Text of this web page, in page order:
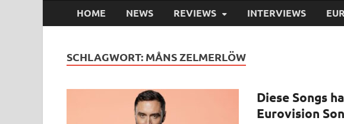
HOME NEWS REVIEWS INTERVIEWS
SCHLAGWORT: MÅNS ZELMERLÖW
Diese Songs
Eurovision